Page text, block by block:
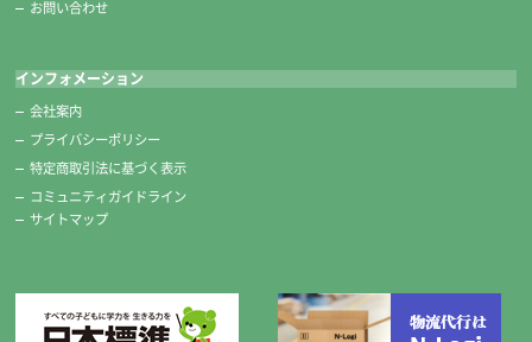
お問い合わせ
インフォメーション
会社案内
プライバシーポリシー
特定商取引法に基づく表示
コミュニティガイドライン
サイトマップ